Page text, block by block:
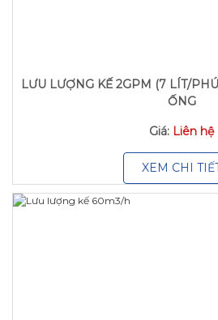
LƯU LƯỢNG KẾ 2GPM (7 LÍT/
ỐNG
Giá: Liên hệ
XEM CHI